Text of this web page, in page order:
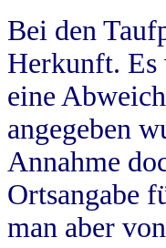
Bei den
Herkunft. Es
eine
angegeben
Annahme
Ortsangabe
man aber